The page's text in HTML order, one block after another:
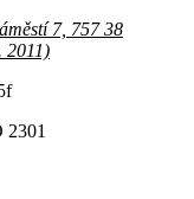
7, 757 38
2011)